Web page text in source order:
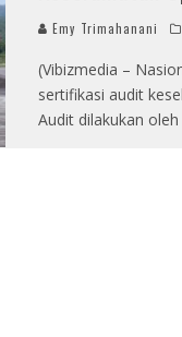
Emy Trimahanani
(Vibizmedia –
sertifikasi audit
Audit dilakukan